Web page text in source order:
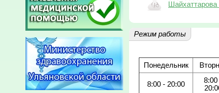
Режим работы
Понедельник
8:00 - 20:00
8:00